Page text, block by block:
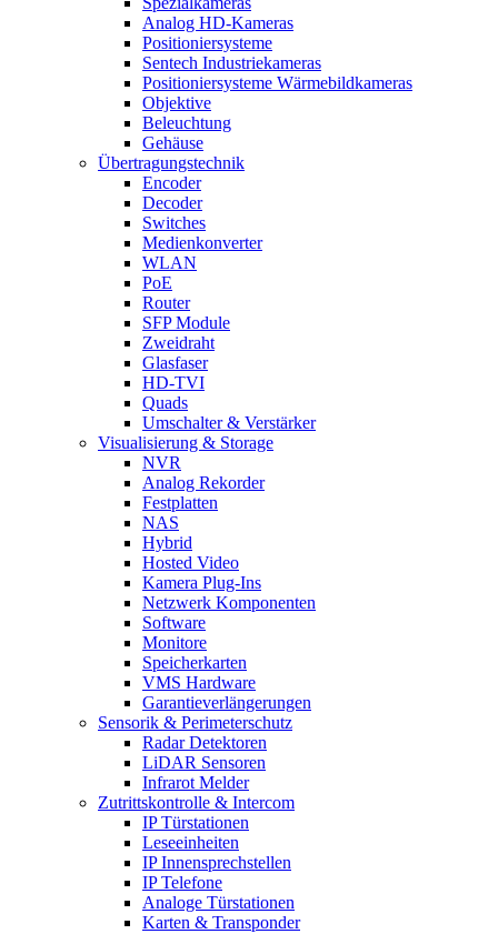
Analog HD-Kameras
Positioniersysteme
Sentech Industriekameras
Positioniersysteme Wärmebildkameras
Objektive
Beleuchtung
Gehäuse
Übertragungstechnik
Encoder
Decoder
Switches
Medienkonverter
WLAN
PoE
Router
SFP Module
Zweidraht
Glasfaser
HD-TVI
Quads
Umschalter & Verstärker
Visualisierung & Storage
NVR
Analog Rekorder
Festplatten
NAS
Hybrid
Hosted Video
Kamera Plug-Ins
Netzwerk Komponenten
Software
Monitore
Speicherkarten
VMS Hardware
Garantieverlängerungen
Sensorik & Perimeterschutz
Radar Detektoren
LiDAR Sensoren
Infrarot Melder
Zutrittskontrolle & Intercom
IP Türstationen
Leseeinheiten
IP Innensprechstellen
IP Telefone
Analoge Türstationen
Karten & Transponder